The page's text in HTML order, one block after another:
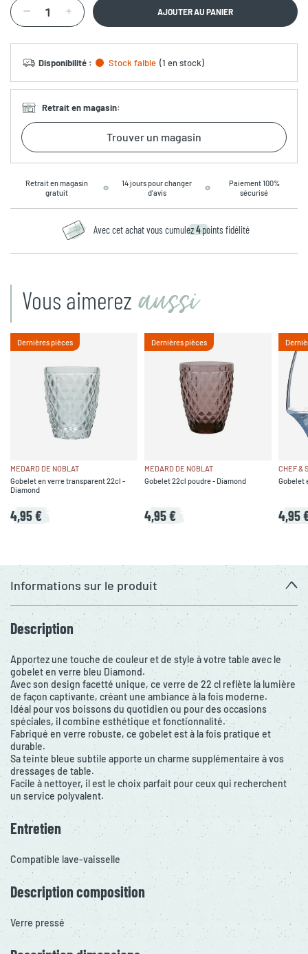
AJOUTER AU PANIER
Disponibilité : Stock faible (1 en stock)
Retrait en magasin:
Trouver un magasin
Retrait en magasin
gratuit
14 jours pour changer
d’avis
Paiement 100%
sécurisé
Avec cet achat vous cumulez4 points fidélité
Vous aimerez aussi
Dernières pièces
MEDARD DE NOBLAT
Gobelet en verre transparent 22cl -
Diamond
4,95 €
Dernières pièces
MEDARD DE NOBLAT
Gobelet 22cl poudre - Diamond
4,95 €
CHEF &
Gobelet
4,95
Informations sur le produit
Description
Apportez une touche de couleur et de style à votre table avec le
gobelet en verre bleu Diamond.
Avec son design facetté unique, ce verre de 22 cl reflète la lumière
de façon captivante, créant une ambiance à la fois moderne.
Idéal pour vos boissons du quotidien ou pour des occasions
spéciales, il combine esthétique et fonctionnalité.
Fabriqué en verre robuste, ce gobelet est à la fois pratique et
durable.
Sa teinte bleue subtile apporte un charme supplémentaire à vos
dressages de table.
Facile à nettoyer, il est le choix parfait pour ceux qui recherchent
un service polyvalent.
Entretien
Compatible lave-vaisselle
Description composition
Verre pressé